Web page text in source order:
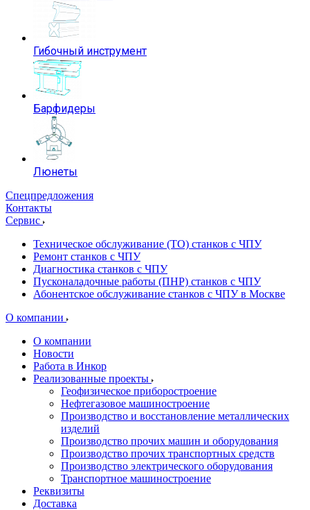
Гибочный инструмент
Барфидеры
Люнеты
Спецпредложения
Контакты
Сервис
Техническое обслуживание (ТО) станков с ЧПУ
Ремонт станков с ЧПУ
Диагностика станков с ЧПУ
Пусконаладочные работы (ПНР) станков с ЧПУ
Абонентское обслуживание станков с ЧПУ в Москве
О компании
О компании
Новости
Работа в Инкор
Реализованные проекты
Геофизическое приборостроение
Нефтегазовое машиностроение
Производство и восстановление металлических
изделий
Производство прочих машин и оборудования
Производство прочих транспортных средств
Производство электрического оборудования
Транспортное машиностроение
Реквизиты
Доставка